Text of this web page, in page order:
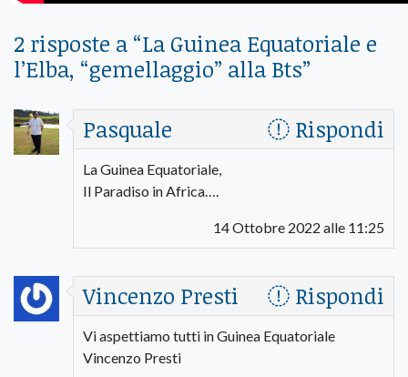
2 risposte a “La Guinea Equatoriale e
l’Elba, “gemellaggio” alla Bts”
Pasquale
Rispondi
La Guinea Equatoriale,
Il Paradiso in Africa….
14 Ottobre 2022 alle 11:25
Vincenzo Presti Rispondi
Vi aspettiamo tutti in Guinea Equatoriale
Vincenzo Presti